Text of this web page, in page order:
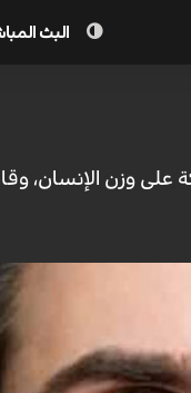
البث
على وزن الإنسان،